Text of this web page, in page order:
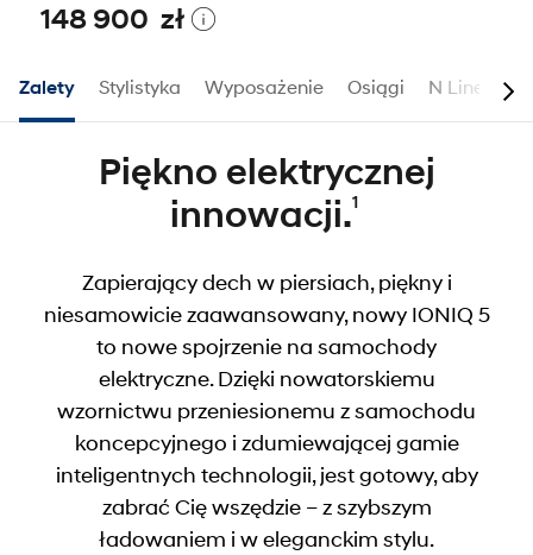
148 900 zł
Zalety Stylistyka Wyposażenie Osiągi N Line
Piękno elektrycznej
innowacji.
1
Zapierający dech w piersiach, piękny i
niesamowicie zaawansowany, nowy IONIQ 5
to nowe spojrzenie na samochody
elektryczne. Dzięki nowatorskiemu
wzornictwu przeniesionemu z samochodu
koncepcyjnego i zdumiewającej gamie
inteligentnych technologii, jest gotowy, aby
zabrać Cię wszędzie – z szybszym
ładowaniem i w eleganckim stylu.